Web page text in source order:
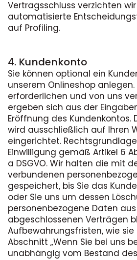
Vertragsschluss verzichten
automatisierte
auf Profiling.
4. Kundenkonto
Sie können optional ein
unserem Onlineshop
erforderlichen und von uns
ergeben sich aus der
Eröffnung des Kundenkontos.
wird ausschließlich auf Ihren
eingerichtet.
Einwilligung gemäß Artikel 6
a DSGVO. Wir halten die mit
verbundenen
gespeichert, bis Sie das
oder Sie uns um dessen
personenbezogene Daten
abgeschlossenen Verträgen
Aufbewahrungsfristen, wie
Abschnitt „Wenn Sie bei uns
unabhängig vom Bestand